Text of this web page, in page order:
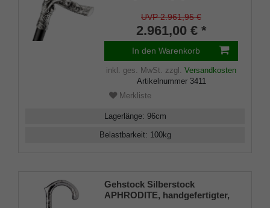
aus edlem, handpoliertem
Makassar-Ebenholz,
Wertanlage
UVP 2.961,95 €
2.961,00 € *
In den Warenkorb
inkl. ges. MwSt. zzgl. Versandkosten
Artikelnummer 3411
Merkliste
Lagerlänge: 96cm
Belastbarkeit: 100kg
Gehstock Silberstock
APHRODITE, handgefertigter,